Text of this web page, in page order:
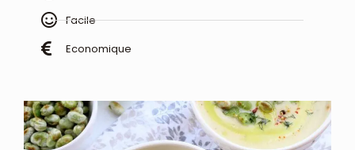
Facile
Economique